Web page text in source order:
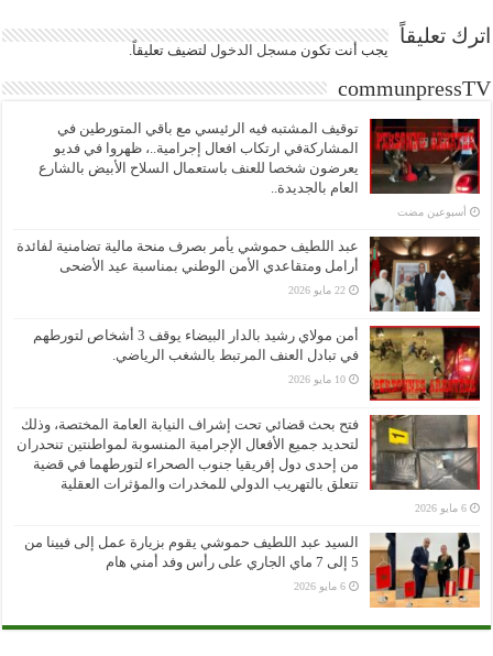
اترك تعليقاً
يجب أنت تكون مسجل الدخول لتضيف تعليقاً.
communpressTV
توقيف المشتبه فيه الرئيسي مع باقي المتورطين في
المشاركةفي ارتكاب افعال إجرامية..، ظهروا في فديو
يعرضون شخصا للعنف باستعمال السلاح الأبيض بالشارع
العام بالجديدة..
‏أسبوعين مضت
عبد اللطيف حموشي يأمر بصرف منحة مالية تضامنية لفائدة
أرامل ومتقاعدي الأمن الوطني بمناسبة عيد الأضحى
22 مايو 2026
أمن مولاي رشيد بالدار البيضاء يوقف 3 أشخاص لتورطهم
في تبادل العنف المرتبط بالشغب الرياضي.
10 مايو 2026
فتح بحث قضائي تحت إشراف النيابة العامة المختصة، وذلك
لتحديد جميع الأفعال الإجرامية المنسوبة لمواطنتين تنحدران
من إحدى دول إفريقيا جنوب الصحراء لتورطهما في قضية
تتعلق بالتهريب الدولي للمخدرات والمؤثرات العقلية
6 مايو 2026
السيد عبد اللطيف حموشي يقوم بزيارة عمل إلى فيينا من
5 إلى 7 ماي الجاري على رأس وفد أمني هام
6 مايو 2026